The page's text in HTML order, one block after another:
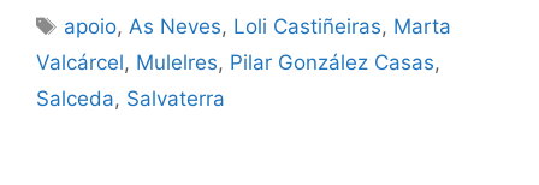
apoio, As Neves, Loli Castiñeiras, Marta
Valcárcel, Mulelres, Pilar González Casas,
Salceda, Salvaterra